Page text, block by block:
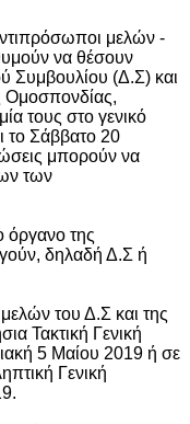
μελών -
να θέσουν
Συμβουλίου (Δ.Σ) και
Ομοσπονδίας,
τους στο γενικό
το Σάββατο 20
μπορούν να
των
όργανο της
δηλαδή Δ.Σ ή
του Δ.Σ και της
Τακτική Γενική
5 Μαίου 2019 ή σε
Γενική